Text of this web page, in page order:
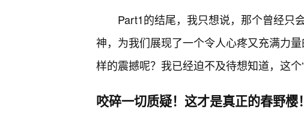
Part1的结尾，我只想说，那个曾经只
神，为我们展现了一个令人心疼又充满力
样的震撼呢？我已经迫不及待想知道，这个
咬碎一切质疑！这才是真正的春野樱！